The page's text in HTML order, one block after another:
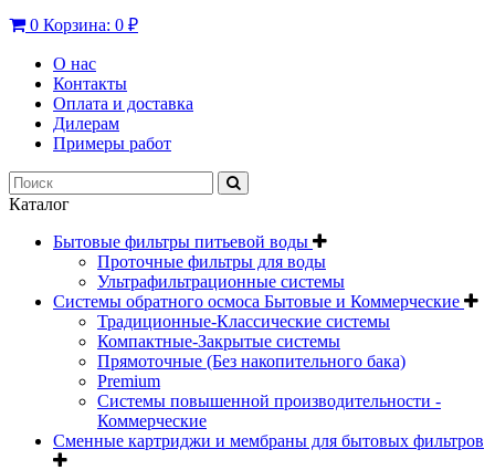
0 Корзина: 0 ₽
О нас
Контакты
Оплата и доставка
Дилерам
Примеры работ
Каталог
Бытовые фильтры питьевой воды
Проточные фильтры для воды
Ультрафильтрационные системы
Системы обратного осмоса Бытовые и Коммерческие
Традиционные-Классические системы
Компактные-Закрытые системы
Прямоточные (Без накопительного бака)
Premium
Системы повышенной производительности -
Коммерческие
Сменные картриджи и мембраны для бытовых фильтров